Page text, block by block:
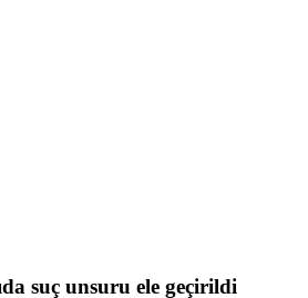
suç unsuru ele geçirildi